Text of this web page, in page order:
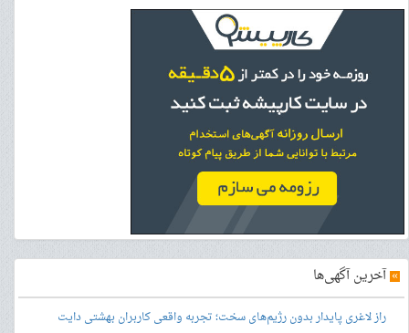
»آخرین آگهی‌ها
راز لاغری پایدار بدون رژیم‌های سخت؛ تجربه واقعی کاربران بهشتی دایت